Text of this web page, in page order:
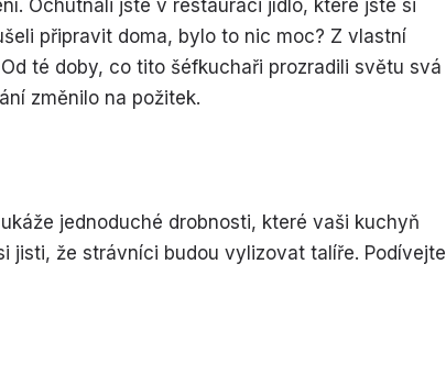
Ochutnali jste v restauraci jídlo, které jste si
připravit doma, bylo to nic moc? Z vlastní
té doby, co tito šéfkuchaři prozradili světu svá
změnilo na požitek.
jednoduché drobnosti, které vaši kuchyň
jisti, že strávníci budou vylizovat talíře. Podívejte